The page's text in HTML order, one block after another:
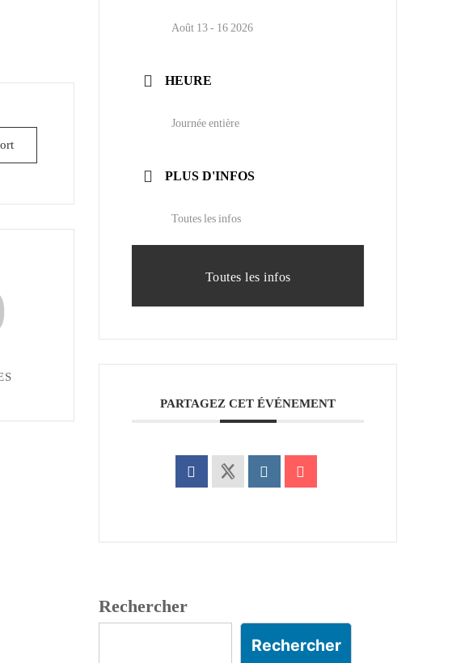
Août 13 - 16 2026
HEURE
Journée entière
PLUS D'INFOS
Toutes les infos
Toutes les infos
PARTAGEZ CET ÉVÉNEMENT
Rechercher
Rechercher